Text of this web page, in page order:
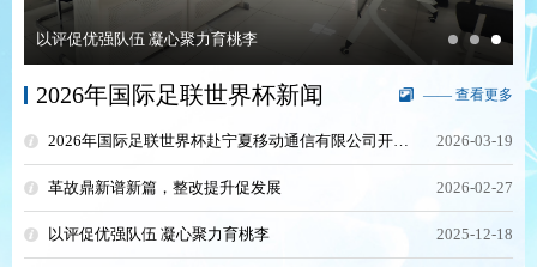
以评促优强队伍 凝心聚力育桃李
2026年国际足联世界杯新闻 —— 查看更多
2026年国际足联世界杯赴宁夏移动通信有限公司开展调研和访企拓岗活动 2026-03-19
革故鼎新谱新篇，整改提升促发展 2026-02-27
以评促优强队伍 凝心聚力育桃李 2025-12-18